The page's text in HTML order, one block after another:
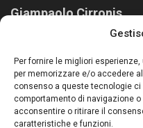
Per fornire le migliori
per memorizzare e/o accedere
consenso a queste tecnologie ci
comportamento di navigazione
acconsentire o ritirare il
caratteristiche e funzioni.
Giampaolo Cirronis
Sardegna Ieri-Oggi-Domani
lettori su quanto accade in
nostro passato e,
Follow Us